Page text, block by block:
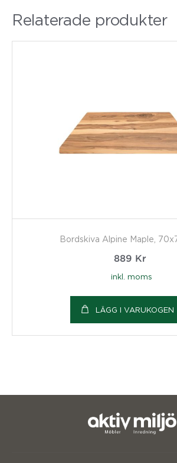
Relaterade produkter
Bordskiva Alpine Maple,
889 Kr
inkl. moms
LÄGG I VARUKOGEN